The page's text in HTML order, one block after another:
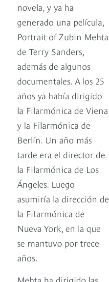
novela, y ya ha
generado una película,
Portrait of Zubin Mehta
de Terry Sanders,
además de algunos
documentales. A los 25
años ya había dirigido
la Filarmónica de Viena
y la Filarmónica de
Berlín. Un año más
tarde era el director de
la Filarmónica de Los
Ángeles. Luego
asumiría la dirección de
la FiIarmónica de
Nueva York, en la que
se mantuvo por trece
años.
Mehta ha dirigido las